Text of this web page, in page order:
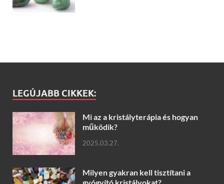
LEGÚJABB CIKKEK:
Mi az a kristályterápia és hogyan
működik?
2025.03.27.
Milyen gyakran kell tisztítani a